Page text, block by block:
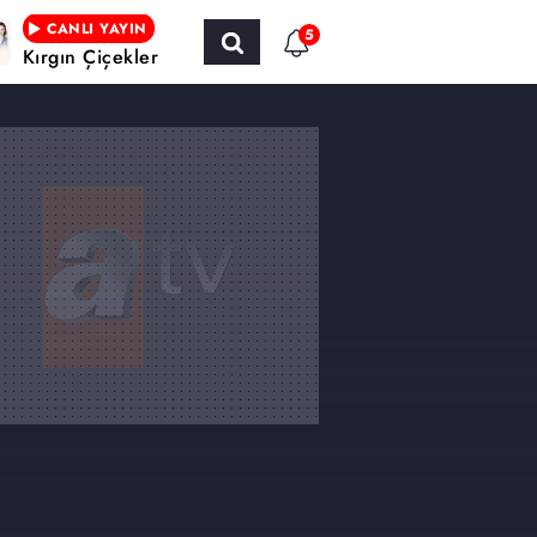
CANLI YAYIN
Kırgın Çiçekler
5